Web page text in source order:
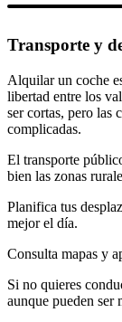
Transporte y
Alquilar un coche
libertad entre los
ser cortas, pero las
complicadas.
El transporte
bien las zonas
Planifica tus
mejor el día.
Consulta mapas y
Si no quieres
aunque pueden ser